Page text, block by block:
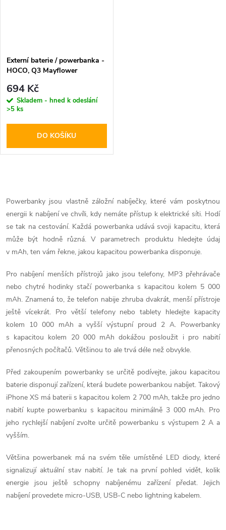
Externí baterie / powerbanka -
HOCO, Q3 Mayflower
Black
694 Kč
Skladem - hned k odeslání
>5 ks
DO KOŠÍKU
v
l
á
a
c
í
p
r
v
k
y
ý
p
Powerbanky jsou vlastně záložní nabíječky, které vám poskytnou
energii k nabíjení ve chvíli, kdy nemáte přístup k elektrické síti. Hodí
se tak na cestování. Každá powerbanka udává svoji kapacitu, která
může být hodně různá. V parametrech produktu hledejte údaj
v mAh, ten vám řekne, jakou kapacitou powerbanka disponuje.
Pro nabíjení menších přístrojů jako jsou telefony, MP3 přehrávače
nebo chytré hodinky stačí powerbanka s kapacitou kolem 5 000
mAh. Znamená to, že telefon nabije zhruba dvakrát, menší přístroje
ještě vícekrát. Pro větší telefony nebo tablety hledejte kapacity
kolem 10 000 mAh a vyšší výstupní proud 2 A. Powerbanky
s kapacitou kolem 20 000 mAh dokážou posloužit i pro nabití
přenosných počítačů. Většinou to ale trvá déle než obvykle.
Před zakoupením powerbanky se určitě podívejte, jakou kapacitou
baterie disponují zařízení, která budete powerbankou nabíjet. Takový
iPhone XS má baterii s kapacitou kolem 2 700 mAh, takže pro jedno
nabití kupte powerbanku s kapacitou minimálně 3 000 mAh. Pro
jeho rychlejší nabíjení zvolte určitě powerbanku s výstupem 2 A a
vyšším.
Většina powerbanek má na svém těle umístěné LED diody, které
signalizují aktuální stav nabití. Je tak na první pohled vidět, kolik
energie jsou ještě schopny nabíjenému zařízení předat. Jejich
nabíjení provedete micro-USB, USB-C nebo lightning kabelem.